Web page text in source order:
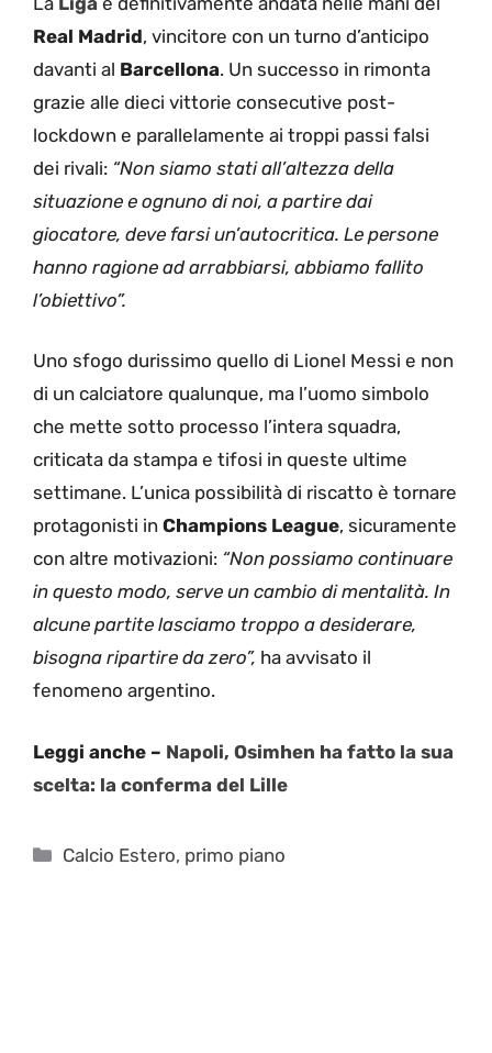
Real Madrid, vincitore con un turno d’anticipo
davanti al Barcellona. Un successo in rimonta
grazie alle dieci vittorie consecutive post-
lockdown e parallelamente ai troppi passi falsi
dei rivali: “Non siamo stati all’altezza della
situazione e ognuno di noi, a partire dai
giocatore, deve farsi un’autocritica. Le persone
hanno ragione ad arrabbiarsi, abbiamo fallito
l’obiettivo”.
Uno sfogo durissimo quello di Lionel Messi e non
di un calciatore qualunque, ma l’uomo simbolo
che mette sotto processo l’intera squadra,
criticata da stampa e tifosi in queste ultime
settimane. L’unica possibilità di riscatto è tornare
protagonisti in Champions League, sicuramente
con altre motivazioni: “Non possiamo continuare
in questo modo, serve un cambio di mentalità. In
alcune partite lasciamo troppo a desiderare,
bisogna ripartire da zero”, ha avvisato il
fenomeno argentino.
Leggi anche – Napoli, Osimhen ha fatto la sua
scelta: la conferma del Lille
Categorie
Calcio Estero, primo piano